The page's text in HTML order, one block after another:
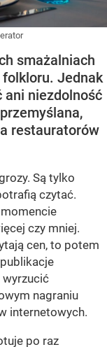
smażalniach
Jednak
ani niezdolność
restauratorów
Są tylko
czytać.
czy mniej.
cen, to potem
wyrzucić
nagraniu
internetowych.
po raz